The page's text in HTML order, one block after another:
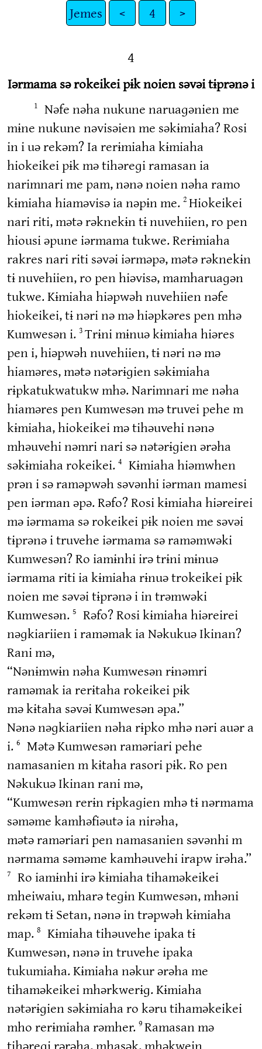
Jemes < 4 >
4
Iərmama sə rokeikei pɨk noien səvəi tɨprənə i
1
Nəfe nəha nukune naruaɡənien me
mɨne nukune nəvisəien me səkɨmiaha? Rosi
in i uə rekəm? Ia rerɨmiaha kɨmiaha
hiokeikei pɨk mə tihəreɡi ramasan ia
narimnari me pam, nənə noien nəha ramo
kɨmiaha hiaməvisə ia nəpɨn me. 2 Hiokeikei
nari riti, mətə rəknekɨn tɨ nuvehiien, ro pen
hiousi əpune iərmama tukwe. Rerɨmiaha
rakres nari riti səvəi iərməpə, mətə rəknekɨn
tɨ nuvehiien, ro pen hiəvisə, mamharuaɡən
tukwe. Kɨmiaha hiəpwəh nuvehiien nəfe
hiokeikei, tɨ nəri nə mə hiəpkəres pen mhə
Kumwesən i. 3 Trɨni mɨnuə kɨmiaha hiəres
pen i, hiəpwəh nuvehiien, tɨ nəri nə mə
hiaməres, mətə nətərɨɡien səkɨmiaha
rɨpkatukwatukw mhə. Narimnari me nəha
hiaməres pen Kumwesən mə truvei pehe m
kɨmiaha, hiokeikei mə tihəuvehi nənə
mhəuvehi nəmri nari sə nətərɨɡien ərəha
səkɨmiaha rokeikei. 4
Kɨmiaha hiəmwhen
prən i sə raməpwəh səvənhi iərman mamesi
pen iərman əpə. Rəfo? Rosi kɨmiaha hiəreirei
mə iərmama sə rokeikei pɨk noien me səvəi
tɨprənə i truvehe iərmama sə raməmwəki
Kumwesən? Ro iamɨnhi irə trɨni mɨnuə
iərmama riti ia kɨmiaha rɨnuə trokeikei pɨk
noien me səvəi tɨprənə i in trəmwəki
Kumwesən. 5
Rəfo? Rosi kɨmiaha hiəreirei
nəɡkiariien i raməmak ia Nəkukuə Ikinan?
Rani mə,
“Nənɨmwɨn nəha Kumwesən rɨnəmri
raməmak ia rerɨtaha rokeikei pɨk
mə kɨtaha səvəi Kumwesən əpa.”
Nənə nəɡkiariien nəha rɨpko mhə nəri auər a
i. 6
Mətə Kumwesən raməriari pehe
namasanien m kɨtaha rasori pɨk. Ro pen
Nəkukuə Ikinan rani mə,
“Kumwesən rerɨn rɨpkaɡien mhə tɨ nərmama
səməme kamhəfiəutə ia nirəha,
mətə raməriari pen namasanien səvənhi m
nərmama səməme kamhəuvehi irapw irəha.”
7
Ro iamɨnhi irə kɨmiaha tihaməkeikei
mheiwaiu, mharə teɡɨn Kumwesən, mhəni
rekəm tɨ Setan, nənə in trəpwəh kɨmiaha
map. 8
Kɨmiaha tihəuvehe ipaka tɨ
Kumwesən, nənə in truvehe ipaka
tukumiaha. Kɨmiaha nəkur ərəha me
tihaməkeikei mhərkwerɨɡ. Kɨmiaha
nətərɨɡien səkɨmiaha ro kəru tihaməkeikei
mho rerɨmiaha rəmher. 9 Ramasan mə
tihəreɡi rərəha, mhasək, mhəkwein